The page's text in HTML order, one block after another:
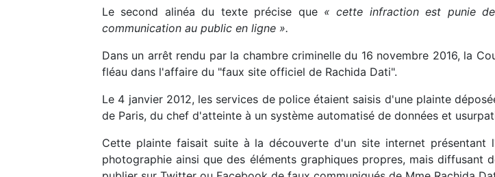
Le second alinéa du texte précise que « cette infraction est punie
communication au public en ligne ».
Dans un arrêt rendu par la chambre criminelle du 16 novembre 2016, la
fléau dans l'affaire du "faux site officiel de Rachida Dati".
Le 4 janvier 2012, les services de police étaient saisis d'une plainte
de Paris, du chef d'atteinte à un système automatisé de données et
Cette plainte faisait suite à la découverte d'un site internet
photographie ainsi que des éléments graphiques propres, mais